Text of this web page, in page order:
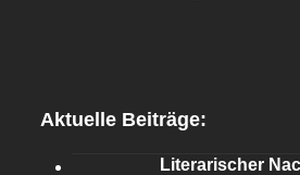
Aktuelle Beiträge:
Literarischer